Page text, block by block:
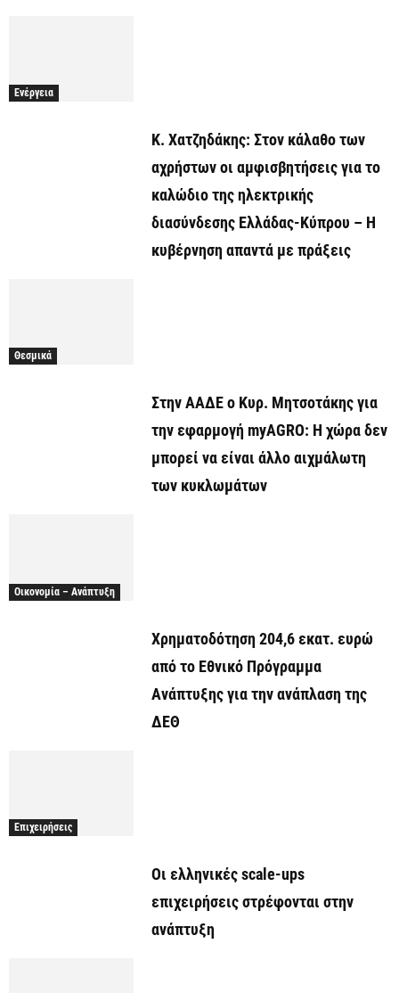
Ενέργεια
Κ. Χατζηδάκης: Στον κάλαθο των
αχρήστων οι αμφισβητήσεις για το
καλώδιο της ηλεκτρικής
διασύνδεσης Ελλάδας-Κύπρου – Η
κυβέρνηση απαντά με πράξεις
Θεσμικά
Στην ΑΑΔΕ ο Κυρ. Μητσοτάκης για
την εφαρμογή myAGRO: Η χώρα δεν
μπορεί να είναι άλλο αιχμάλωτη
των κυκλωμάτων
Οικονομία – Ανάπτυξη
Χρηματοδότηση 204,6 εκατ. ευρώ
από το Εθνικό Πρόγραμμα
Ανάπτυξης για την ανάπλαση της
ΔΕΘ
Επιχειρήσεις
Οι ελληνικές scale-ups
επιχειρήσεις στρέφονται στην
ανάπτυξη